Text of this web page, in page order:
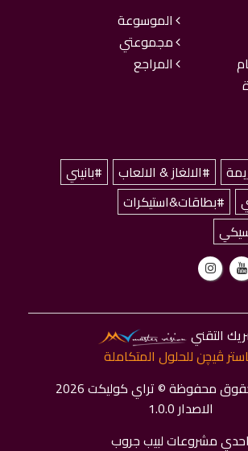
الموسوعة
مجموعتي
المراجع
#الالغاز & الالعاب
#بانيني
#بطاقات&استيكرات
التقني
ﭬﻴﭽﻦ للحلول المتكاملة
محفوظة © تراي كوليكت 2026
الاصدار 1.0.0
احدي مشروعات لبيب جروب